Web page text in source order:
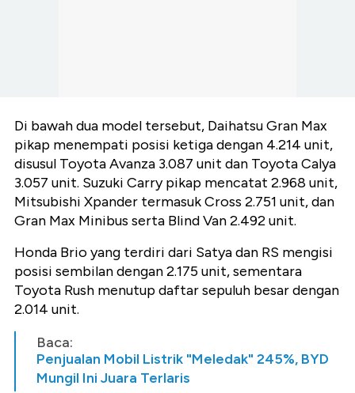
Di bawah dua model tersebut, Daihatsu Gran Max
pikap menempati posisi ketiga dengan 4.214 unit,
disusul Toyota Avanza 3.087 unit dan Toyota Calya
3.057 unit. Suzuki Carry pikap mencatat 2.968 unit,
Mitsubishi Xpander termasuk Cross 2.751 unit, dan
Gran Max Minibus serta Blind Van 2.492 unit.
Honda Brio yang terdiri dari Satya dan RS mengisi
posisi sembilan dengan 2.175 unit, sementara
Toyota Rush menutup daftar sepuluh besar dengan
2.014 unit.
Baca:
Penjualan Mobil Listrik "Meledak" 245%, BYD
Mungil Ini Juara Terlaris